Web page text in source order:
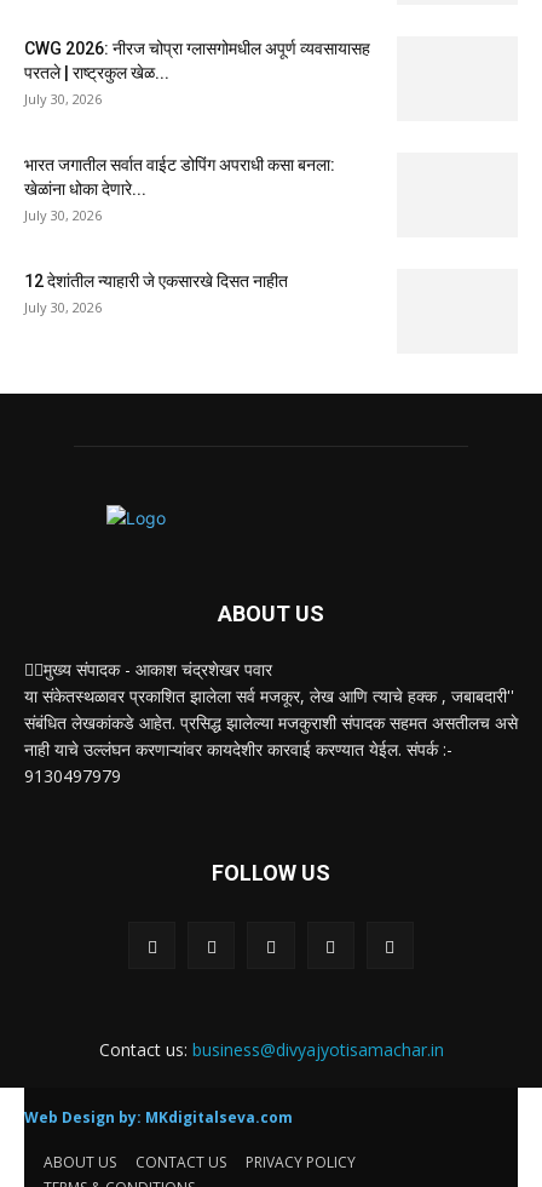
CWG 2026: नीरज चोप्रा ग्लासगोमधील अपूर्ण व्यवसायासह
परतले | राष्ट्रकुल खेळ...
July 30, 2026
भारत जगातील सर्वात वाईट डोपिंग अपराधी कसा बनला:
खेळांना धोका देणारे...
July 30, 2026
12 देशांतील न्याहारी जे एकसारखे दिसत नाहीत
July 30, 2026
ABOUT US
✍🏻मुख्य संपादक - आकाश चंद्रशेखर पवार
या संकेतस्थळावर प्रकाशित झालेला सर्व मजकूर, लेख आणि त्याचे हक्क , जबाबदारी''
संबंधित लेखकांकडे आहेत. प्रसिद्ध झालेल्या मजकुराशी संपादक सहमत असतीलच असे
नाही याचे उल्लंघन करणाऱ्यांवर कायदेशीर कारवाई करण्यात येईल. संपर्क :-
9130497979
FOLLOW US
Contact us: business@divyajyotisamachar.in
Web Design by: MKdigitalseva.com
ABOUT US CONTACT US
PRIVACY POLICY